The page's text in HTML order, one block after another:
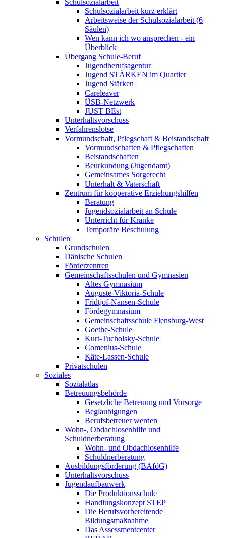
Schulsozialarbeit
Schulsozialarbeit kurz erklärt
Arbeitsweise der Schulsozialarbeit (6
Säulen)
Wen kann ich wo ansprechen - ein
Überblick
Übergang Schule-Beruf
Jugendberufsagentur
Jugend STÄRKEN im Quartier
Jugend Stärken
Careleaver
ÜSB-Netzwerk
JUST BEst
Unterhaltsvorschuss
Verfahrenslotse
Vormundschaft, Pflegschaft & Beistandschaft
Vormundschaften & Pflegschaften
Beistandschaften
Beurkundung (Jugendamt)
Gemeinsames Sorgerecht
Unterhalt & Vaterschaft
Zentrum für kooperative Erziehungshilfen
Beratung
Jugendsozialarbeit an Schule
Unterricht für Kranke
Temporäre Beschulung
Schulen
Grundschulen
Dänische Schulen
Förderzentren
Gemeinschaftsschulen und Gymnasien
Altes Gymnasium
Auguste-Viktoria-Schule
Fridtjof-Nansen-Schule
Fördegymnasium
Gemeinschaftsschule Flensburg-West
Goethe-Schule
Kurt-Tucholsky-Schule
Comenius-Schule
Käte-Lassen-Schule
Privatschulen
Soziales
Sozialatlas
Betreuungsbehörde
Gesetzliche Betreuung und Vorsorge
Beglaubigungen
Berufsbetreuer werden
Wohn-, Obdachlosenhilfe und
Schuldnerberatung
Wohn- und Obdachlosenhilfe
Schuldnerberatung
Ausbildungsförderung (BAföG)
Unterhaltsvorschuss
Jugendaufbauwerk
Die Produktionsschule
Handlungskonzept STEP
Die Berufsvorbereitende
Bildungsmaßnahme
Das Assessmentcenter